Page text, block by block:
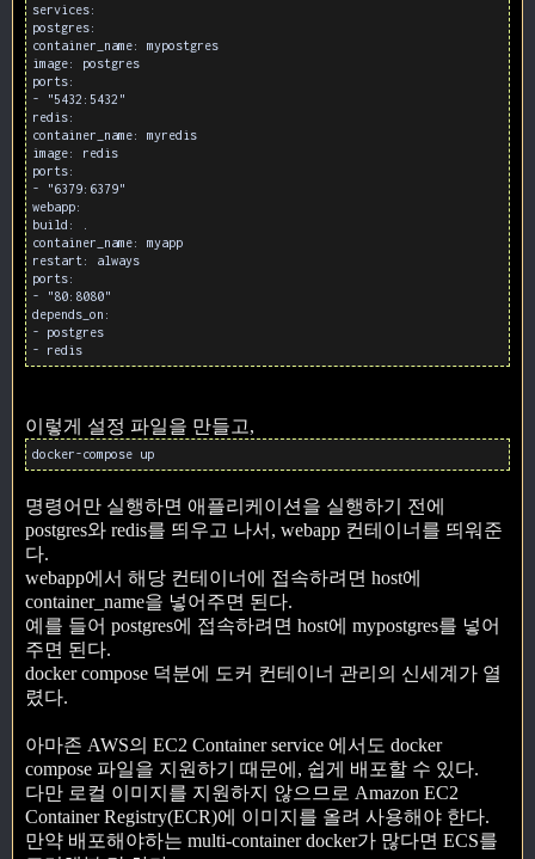
services:
postgres:
container_name: mypostgres
image: postgres
ports:
- "5432:5432"
redis:
container_name: myredis
image: redis
ports:
- "6379:6379"
webapp:
build: .
container_name: myapp
restart: always
ports:
- "80:8080"
depends_on:
- postgres
- redis
이렇게 설정 파일을 만들고,
docker-compose up
명령어만 실행하면 애플리케이션을 실행하기 전에
postgres와 redis를 띄우고 나서, webapp 컨테이너를 띄워준
다.
webapp에서 해당 컨테이너에 접속하려면 host에
container_name을 넣어주면 된다.
예를 들어 postgres에 접속하려면 host에 mypostgres를 넣어
주면 된다.
docker compose 덕분에 도커 컨테이너 관리의 신세계가 열
렸다.
아마존 AWS의 EC2 Container service 에서도 docker
compose 파일을 지원하기 때문에, 쉽게 배포할 수 있다.
다만 로컬 이미지를 지원하지 않으므로 Amazon EC2
Container Registry(ECR)에 이미지를 올려 사용해야 한다.
만약 배포해야하는 multi-container docker가 많다면 ECS를